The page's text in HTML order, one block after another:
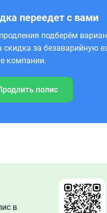
переедет с вами
подберём
скидка за безаварийную
компании.
полис
в